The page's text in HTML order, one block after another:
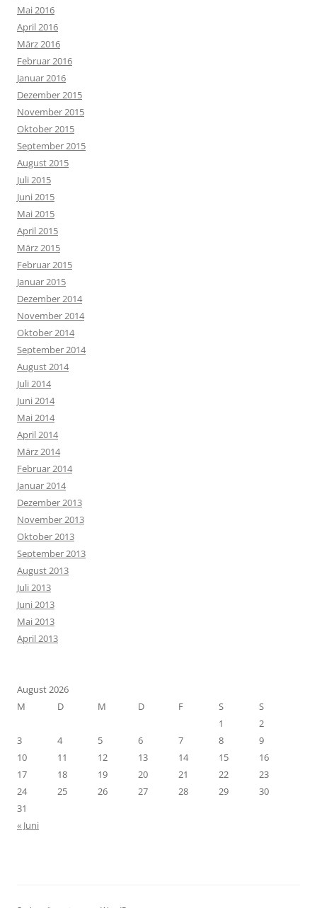
Mai 2016
April 2016
März 2016
Februar 2016
Januar 2016
Dezember 2015
November 2015
Oktober 2015
September 2015
August 2015
Juli 2015
Juni 2015
Mai 2015
April 2015
März 2015
Februar 2015
Januar 2015
Dezember 2014
November 2014
Oktober 2014
September 2014
August 2014
Juli 2014
Juni 2014
Mai 2014
April 2014
März 2014
Februar 2014
Januar 2014
Dezember 2013
November 2013
Oktober 2013
September 2013
August 2013
Juli 2013
Juni 2013
Mai 2013
April 2013
August 2026
M
D M D F S
S
1
2
3
4 5 6 7 8
9
10
11 12 13 14 15
16
17
18 19 20 21 22
23
24
25 26 27 28 29
30
31
« Juni